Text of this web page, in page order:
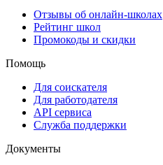
Отзывы об онлайн-школах
Рейтинг школ
Промокоды и скидки
Помощь
Для соискателя
Для работодателя
API сервиса
Служба поддержки
Документы